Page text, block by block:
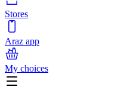
Stores
Araz app
My choices